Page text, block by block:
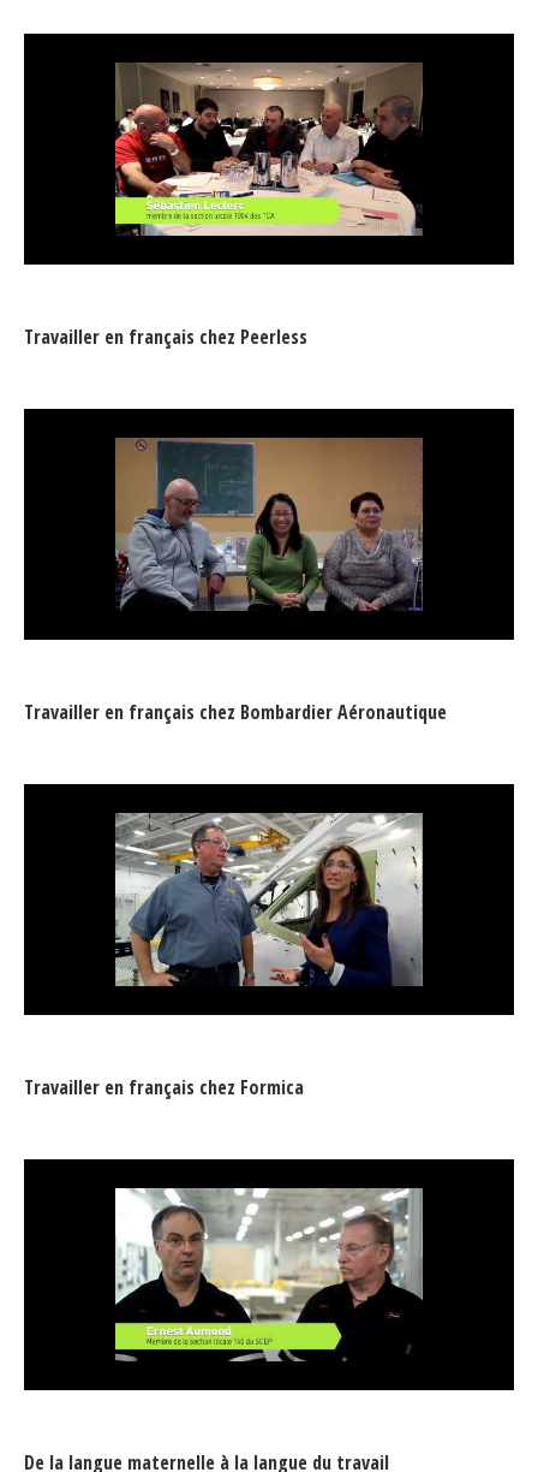
Travailler en français chez Peerless
Travailler en français chez Bombardier Aéronautique
Travailler en français chez Formica
De la langue maternelle à la langue du travail